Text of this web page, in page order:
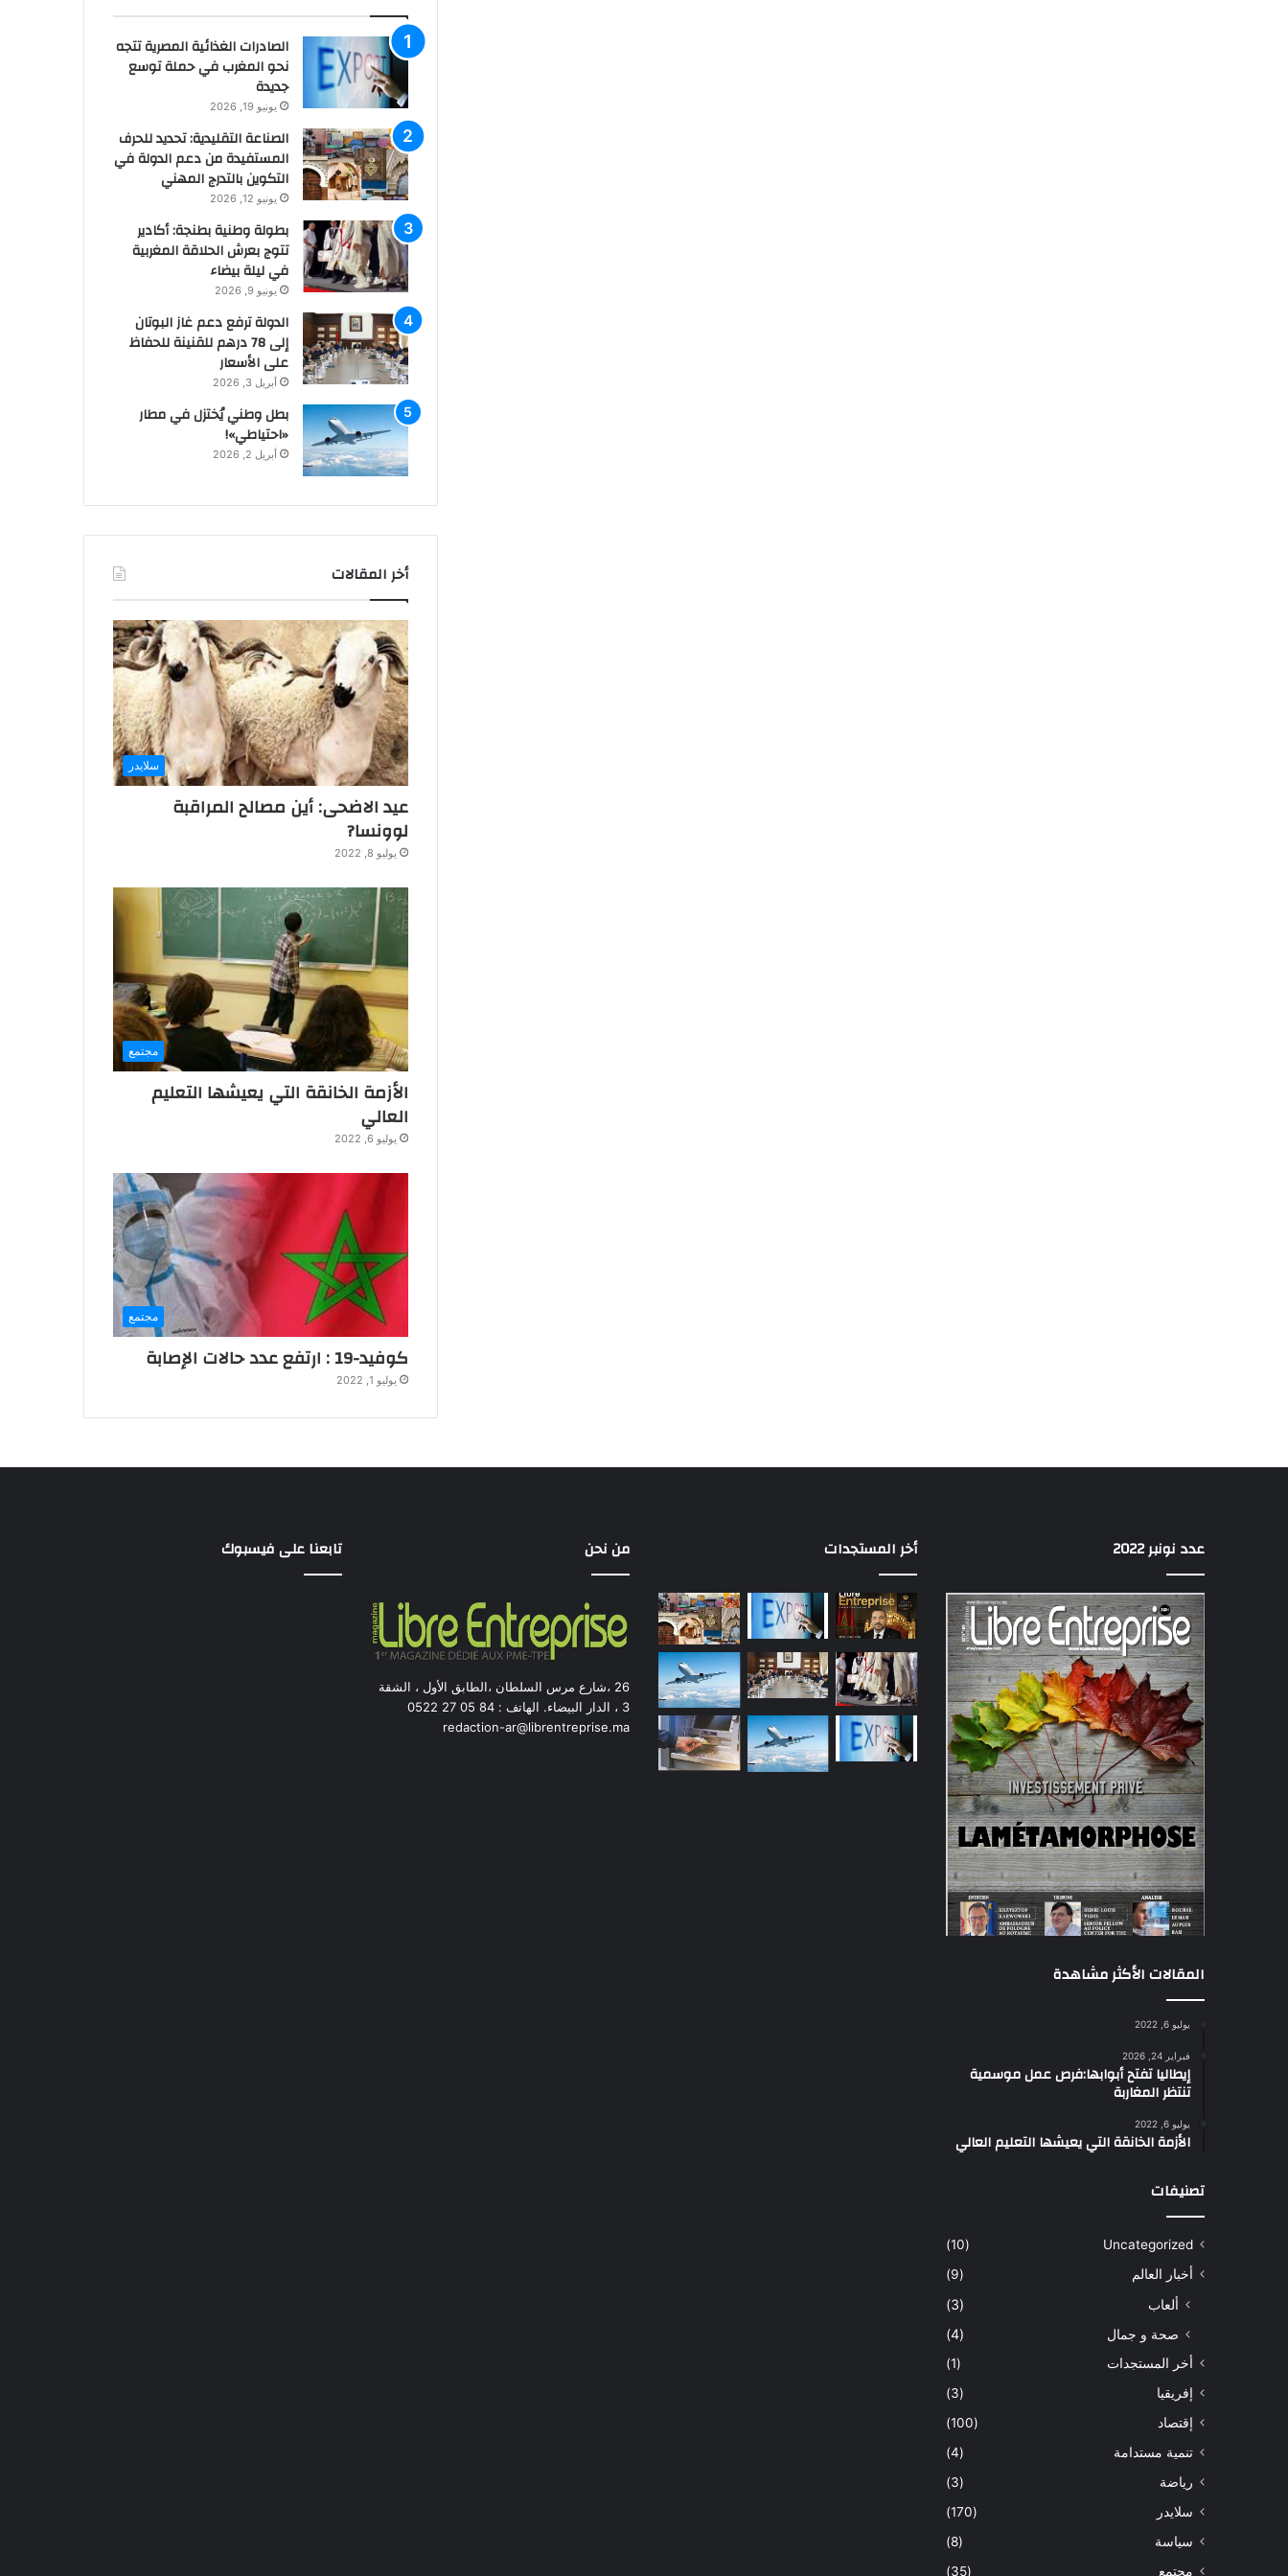
الصادرات الغذائية المصرية تتجه
نحو المغرب في حملة توسع
جديدة
يونيو 19, 2026
الصناعة التقليدية: تحديد للحرف
المستفيدة من دعم الدولة في
التكوين بالتدرج المهني
يونيو 12, 2026
بطولة وطنية بطنجة: أكادير
تتوج بعرش الحلاقة المغربية
في ليلة بيضاء
يونيو 9, 2026
الدولة ترفع دعم غاز البوتان
إلى 78 درهم للقنينة للحفاظ
على الأسعار
أبريل 3, 2026
بطل وطني يُختزل في مطار
«احتياطي»!
أبريل 2, 2026
أخر المقالات
سلايدر
عيد الاضحى: أين مصالح المراقبة
لوونسا?
يوليو 8, 2022
مجتمع
الأزمة الخانقة التي يعيشها التعليم
العالي
يوليو 6, 2022
مجتمع
كوفيد-19 : ارتفع عدد حالات الإصابة
يوليو 1, 2022
عدد نونبر 2022
المقالات الأكثر مشاهدة
يوليو 6, 2022
فبراير 24, 2026
إيطاليا تفتح أبوابها:فرص عمل موسمية
تنتظر المغاربة
يوليو 6, 2022
الأزمة الخانقة التي يعيشها التعليم العالي
تصنيفات
Uncategorized
(10)
أخبار العالم
(9)
ألعاب
(3)
صحة و جمال
(4)
أخر المستجدات
(1)
إفريقيا
(3)
إقتصاد
(100)
تنمية مستدامة
(4)
رياضة
(3)
سلايدر
(170)
سياسة
(8)
مجتمع
(35)
أخر المستجدات من نحن
26 ،شارع مرس السلطان ،الطابق الأول ، الشقة
3 ، الدار البيضاء. الهاتف : 84 05 27 0522
redaction-ar@librentreprise.ma
تابعنا على فيسبوك